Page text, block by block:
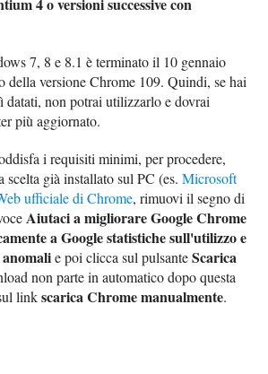
4 o versioni successive con
7, 8 e 8.1 è terminato il 10 gennaio
della versione Chrome 109. Quindi, se hai
datati, non potrai utilizzarlo e dovrai
più aggiornato.
i requisiti minimi, per procedere,
scelta già installato sul PC (es.Microsoft
ufficiale di Chrome, rimuovi il segno di
Aiutaci a migliorare Google Chrome
a Google statistiche sull'utilizzo e
e poi clicca sul pulsanteScarica
non parte in automatico dopo questa
linkscarica Chrome manualmente.